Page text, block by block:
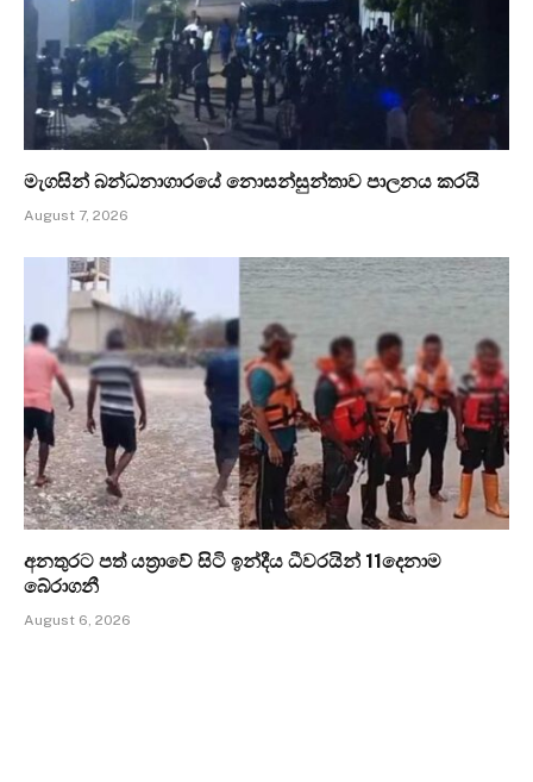
මැගසින් බන්ධනාගාරයේ නොසන්සුන්තාව පාලනය කරයි
August 7, 2026
අනතුරට පත් යත්‍රාවේ සිටි ඉන්දීය ධීවරයින් 11දෙනාම
බේරාගනී
August 6, 2026